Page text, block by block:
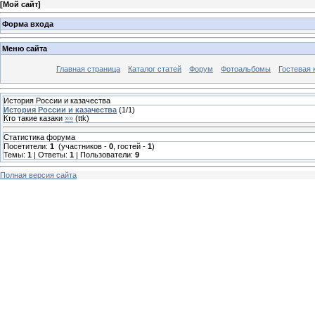
[Мой сайт]
Форма входа
Меню сайта
Главная страница Каталог статей Форум Фотоальбомы Гостевая
История России и казачества
История России и казачества (1/1)
Кто такие казаки »» (ttk)
Статистика форума
Посетители: 1 (участников - 0 , гостей - 1)
Темы: 1 | Ответы: 1 | Пользователи: 9
Полная версия сайта